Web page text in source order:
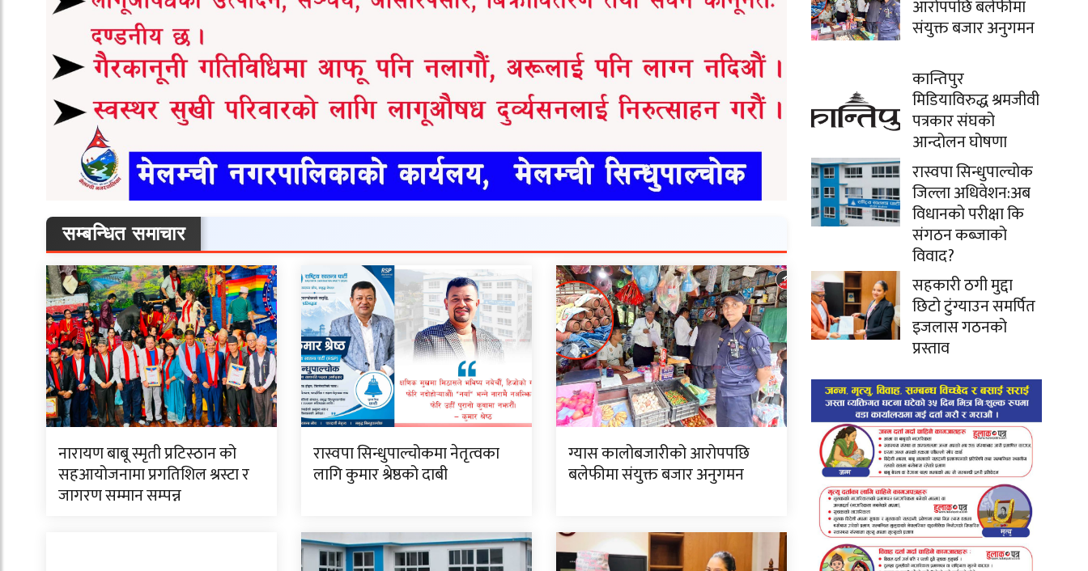
सम्बन्धित समाचार
नारायण बाबू स्मृती प्रटिस्ठान को
सहआयोजनामा प्रगतिशिल श्रस्टा र
जागरण सम्मान सम्पन्न
रास्वपा सिन्धुपाल्चोकमा नेतृत्वका
लागि कुमार श्रेष्ठको दाबी
ग्यास कालोबजारीको आरोपपछि
बलेफीमा संयुक्त बजार अनुगमन
आरोपपछि बलेफीमा
संयुक्त बजार अनुगमन
कान्तिपुर
मिडियाविरुद्ध श्रमजीवी
पत्रकार संघको
आन्दोलन घोषणा
रास्वपा सिन्धुपाल्चोक
जिल्ला अधिवेशन:अब
विधानको परीक्षा कि
संगठन कब्जाको
विवाद?
सहकारी ठगी मुद्दा
छिटो टुंग्याउन समर्पित
इजलास गठनको
प्रस्ताव